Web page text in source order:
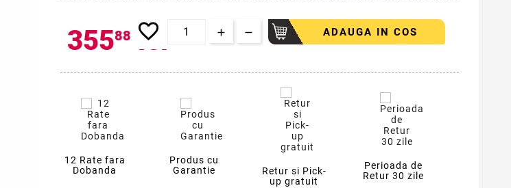
35588 lei
favorite_border ADAUGA IN COS
12 Rate fara
Dobanda
Produs cu
Garantie
Retur si Pick-
up gratuit
Perioada de
Retur 30 zile